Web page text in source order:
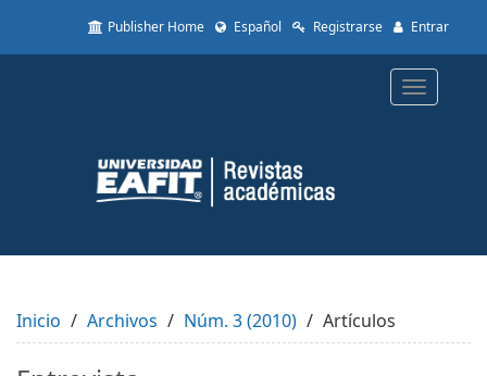
to
Content
Sidebar
Publisher Home Español Registrarse Entrar
Toggle
Inicio Archivos Núm. 3 (2010) Artículos